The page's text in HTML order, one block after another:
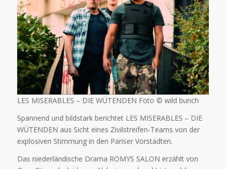
LES MISERABLES – DIE WÜTENDEN Foto © wild bunch
Spannend und bildstark berichtet LES MISERABLES – DIE
WÜTENDEN aus Sicht eines Zivilstreifen-Teams von der
explosiven Stimmung in den Pariser Vorstädten.
Das niederländische Drama ROMYS SALON erzählt von